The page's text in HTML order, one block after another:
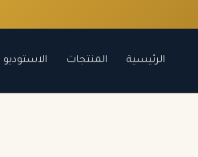
الرئيسية المنتجات الاستوديو 3D